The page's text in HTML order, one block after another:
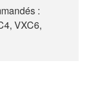
:
VXC6,